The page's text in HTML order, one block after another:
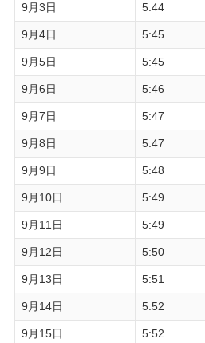
9月3日 5:44
9月4日 5:45
9月5日 5:45
9月6日 5:46
9月7日 5:47
9月8日 5:47
9月9日 5:48
9月10日 5:49
9月11日 5:49
9月12日 5:50
9月13日 5:51
9月14日 5:52
9月15日 5:52